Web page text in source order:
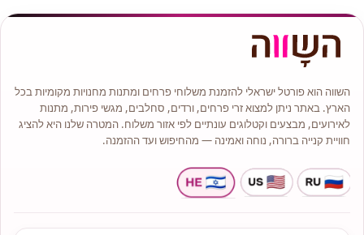
השווה הוא פורטל ישראלי להזמנת משלוחי פרחים ומתנות מחנויות מקומיות בכל
הארץ. באתר ניתן למצוא זרי פרחים, ורדים, סחלבים, מגשי פירות, מתנות
לאירועים, מבצעים וקטלוגים עונתיים לפי אזור משלוח. המטרה שלנו היא להציג
חוויית קנייה ברורה, נוחה ואמינה — מהחיפוש ועד ההזמנה.